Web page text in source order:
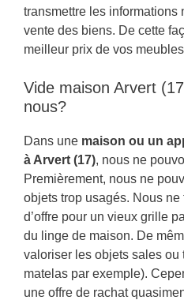
transmettre les informations
vente des biens. De cette
meilleur prix de vos
Vide maison Arvert
nous?
Dans une maison ou un
à Arvert (17), nous ne
Premièrement, nous ne
objets trop usagés. Nous
d’offre pour un vieux grille
du linge de maison. De
valoriser les objets sales ou
matelas par exemple).
une offre de rachat